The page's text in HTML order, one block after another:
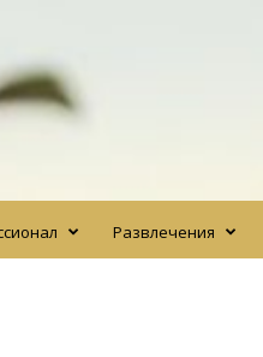
Развлечения